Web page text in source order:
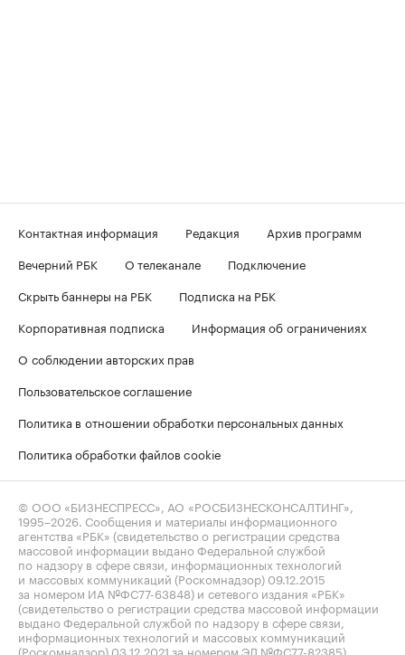
Контактная информация Редакция
Архив программ
Вечерний РБК
О телеканале
Подключение
Скрыть баннеры на РБК
Подписка на РБК
Корпоративная подписка
Информация об ограничениях
О соблюдении авторских прав
Пользовательское соглашение
Политика в отношении обработки персональных данных
Политика обработки файлов cookie
© ООО «БИЗНЕСПРЕСС», АО «РОСБИЗНЕСКОНСАЛТИНГ»,
1995–2026 . Сообщения и материалы информационного
агентства «РБК» (свидетельство о регистрации средства
массовой информации выдано Федеральной службой
по надзору в сфере связи, информационных технологий
и массовых коммуникаций (Роскомнадзор) 09.12.2015
за номером ИА №ФС77-63848) и сетевого издания «РБК»
(свидетельство о регистрации средства массовой информации
выдано Федеральной службой по надзору в сфере связи,
информационных технологий и массовых коммуникаций
(Роскомнадзор) 03.12.2021 за номером ЭЛ №ФС77-82385)